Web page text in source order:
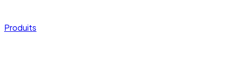
Produits